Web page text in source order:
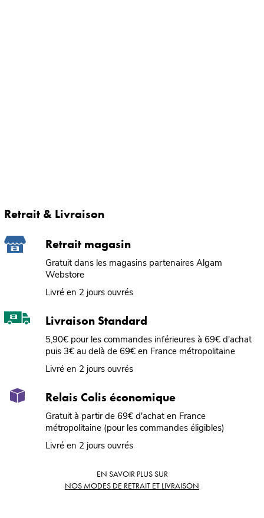
Retrait & Livraison
Retrait magasin
Gratuit dans les magasins partenaires Algam
Webstore
Livré en 2 jours ouvrés
Livraison Standard
5,90€ pour les commandes inférieures à 69€ d'achat
puis 3€ au delà de 69€ en France métropolitaine
Livré en 2 jours ouvrés
Relais Colis économique
Gratuit à partir de 69€ d'achat en France
métropolitaine (pour les commandes éligibles)
Livré en 2 jours ouvrés
EN SAVOIR PLUS SUR
NOS MODES DE RETRAIT ET LIVRAISON